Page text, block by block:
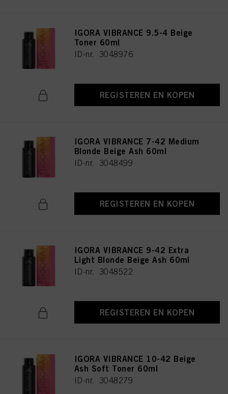
IGORA VIBRANCE 9.5-4 Beige
Toner 60ml
ID-nr. 3048976
REGISTEREN EN KOPEN
IGORA VIBRANCE 7-42 Medium
Blonde Beige Ash 60ml
ID-nr. 3048499
REGISTEREN EN KOPEN
IGORA VIBRANCE 9-42 Extra
Light Blonde Beige Ash 60ml
ID-nr. 3048522
REGISTEREN EN KOPEN
IGORA VIBRANCE 10-42 Beige
Ash Soft Toner 60ml
ID-nr. 3048279